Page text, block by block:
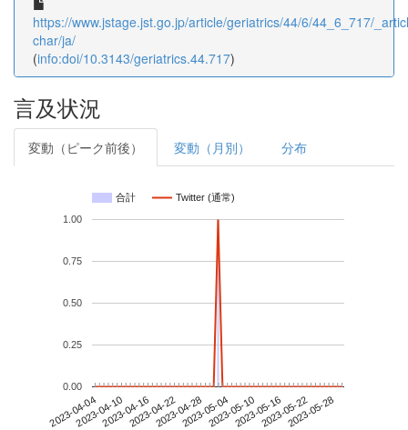
https://www.jstage.jst.go.jp/article/geriatrics/44/6/44_6_717/
char/ja/
(info:doi/10.3143/geriatrics.44.717)
言及状況
変動（ピーク前後） 変動（月別） 分布
合計 Twitter (通常)
2023-04-042023-04-102023-04-162023-04-222023-04-282023-05-042023-05-102023-05-162023-05-222023-05-28
0.00
0.25
0.50
0.75
1.00